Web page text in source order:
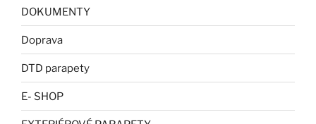
DOKUMENTY
Doprava
DTD parapety
E- SHOP